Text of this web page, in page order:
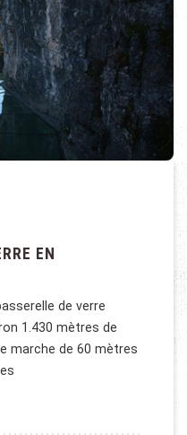
EN
de verre
1.430 mètres de
marche de 60 mètres
VERRE EN MONTAGNE (CHINE)